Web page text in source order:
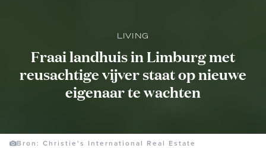
LIVING
Fraai landhuis in Limburg met
reusachtige vijver staat op nieuwe
eigenaar te wachten
Bron: Christie's International Real Estate